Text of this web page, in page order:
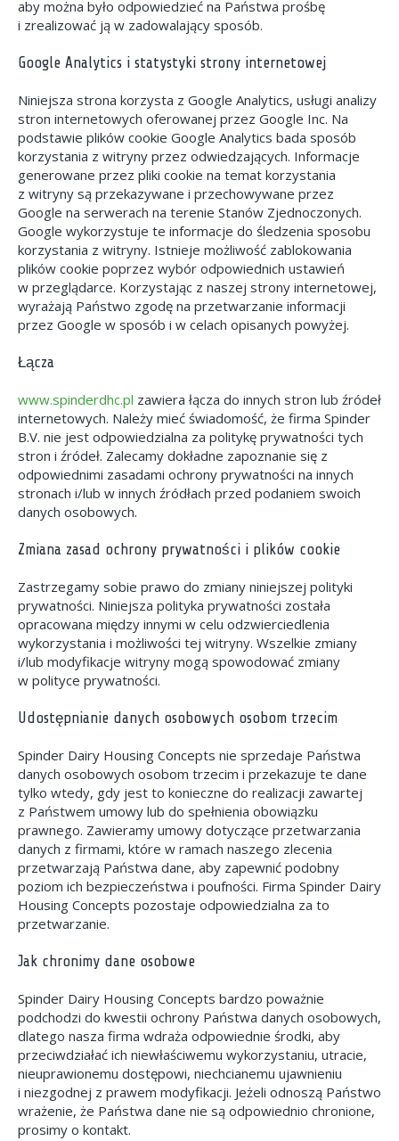
aby można było odpowiedzieć na Państwa prośbę
i zrealizować ją w zadowalający sposób.
Google Analytics i statystyki strony internetowej
Niniejsza strona korzysta z Google Analytics, usługi analizy
stron internetowych oferowanej przez Google Inc. Na
podstawie plików cookie Google Analytics bada sposób
korzystania z witryny przez odwiedzających. Informacje
generowane przez pliki cookie na temat korzystania
z witryny są przekazywane i przechowywane przez
Google na serwerach na terenie Stanów Zjednoczonych.
Google wykorzystuje te informacje do śledzenia sposobu
korzystania z witryny. Istnieje możliwość zablokowania
plików cookie poprzez wybór odpowiednich ustawień
w przeglądarce. Korzystając z naszej strony internetowej,
wyrażają Państwo zgodę na przetwarzanie informacji
przez Google w sposób i w celach opisanych powyżej.
Łącza
www.spinderdhc.pl zawiera łącza do innych stron lub źródeł
internetowych. Należy mieć świadomość, że firma Spinder
B.V. nie jest odpowiedzialna za politykę prywatności tych
stron i źródeł. Zalecamy dokładne zapoznanie się z
odpowiednimi zasadami ochrony prywatności na innych
stronach i/lub w innych źródłach przed podaniem swoich
danych osobowych.
Zmiana zasad ochrony prywatności i plików cookie
Zastrzegamy sobie prawo do zmiany niniejszej polityki
prywatności. Niniejsza polityka prywatności została
opracowana między innymi w celu odzwierciedlenia
wykorzystania i możliwości tej witryny. Wszelkie zmiany
i/lub modyfikacje witryny mogą spowodować zmiany
w polityce prywatności.
Udostępnianie danych osobowych osobom trzecim
Spinder Dairy Housing Concepts nie sprzedaje Państwa
danych osobowych osobom trzecim i przekazuje te dane
tylko wtedy, gdy jest to konieczne do realizacji zawartej
z Państwem umowy lub do spełnienia obowiązku
prawnego. Zawieramy umowy dotyczące przetwarzania
danych z firmami, które w ramach naszego zlecenia
przetwarzają Państwa dane, aby zapewnić podobny
poziom ich bezpieczeństwa i poufności. Firma Spinder Dairy
Housing Concepts pozostaje odpowiedzialna za to
przetwarzanie.
Jak chronimy dane osobowe
Spinder Dairy Housing Concepts bardzo poważnie
podchodzi do kwestii ochrony Państwa danych osobowych,
dlatego nasza firma wdraża odpowiednie środki, aby
przeciwdziałać ich niewłaściwemu wykorzystaniu, utracie,
nieuprawionemu dostępowi, niechcianemu ujawnieniu
i niezgodnej z prawem modyfikacji. Jeżeli odnoszą Państwo
wrażenie, że Państwa dane nie są odpowiednio chronione,
prosimy o kontakt.